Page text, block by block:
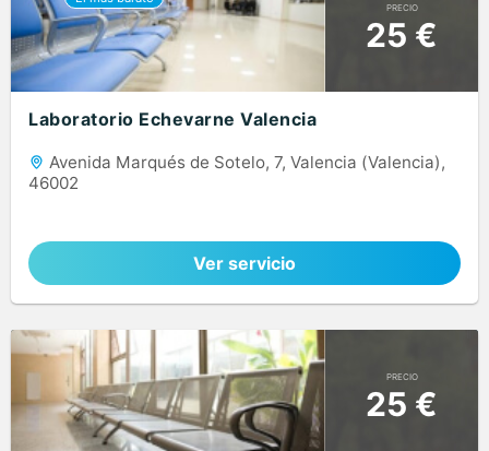
PRECIO
25 €
Laboratorio Echevarne Valencia
Avenida Marqués de Sotelo, 7, Valencia (Valencia),
46002
Ver servicio
PRECIO
25 €